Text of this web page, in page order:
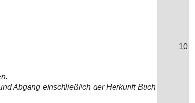
Abgang einschließlich der Herkunft Buch
10